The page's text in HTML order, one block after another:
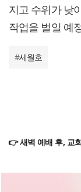
지고 수위가 낮
작업을 벌일 예
#세월호
👉 새벽 예배 후, 교